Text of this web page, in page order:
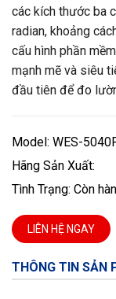
các kích thước ba
radian, khoảng
cấu hình phần
mạnh mẽ và siêu
đầu tiên để đo
Model: WES-
Hãng Sản Xuất:
Tình Trạng: Còn
LIÊN HỆ NGAY
THÔNG TIN SẢN